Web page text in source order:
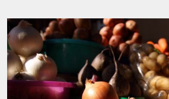
упала
10%:
что
произошло
на